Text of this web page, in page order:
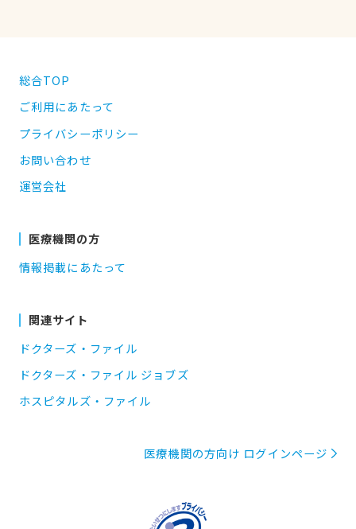
総合TOP
ご利用にあたって
プライバシーポリシー
お問い合わせ
運営会社
医療機関の方
情報掲載にあたって
関連サイト
ドクターズ・ファイル
ドクターズ・ファイル ジョブズ
ホスピタルズ・ファイル
医療機関の方向け ログインページ